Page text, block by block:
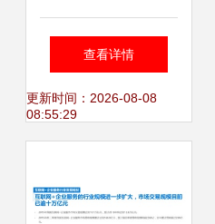
入，蒸汽记忆欲助
C端重掌数据使用
查看详情
更新时间：2026-08-08
08:55:29